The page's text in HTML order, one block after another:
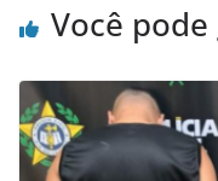
Você